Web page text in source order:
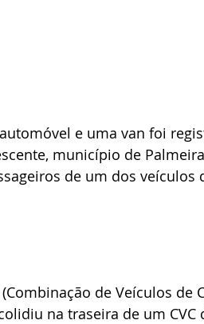
e uma van foi
município de
de um dos veículos
de Veículos de
na traseira de um CVC